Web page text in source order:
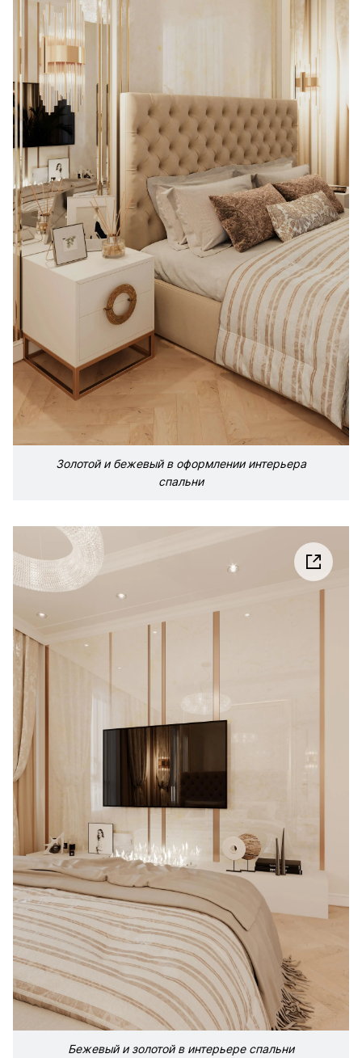
Золотой и бежевый в оформлении интерьера
спальни
Бежевый и золотой в интерьере спальни